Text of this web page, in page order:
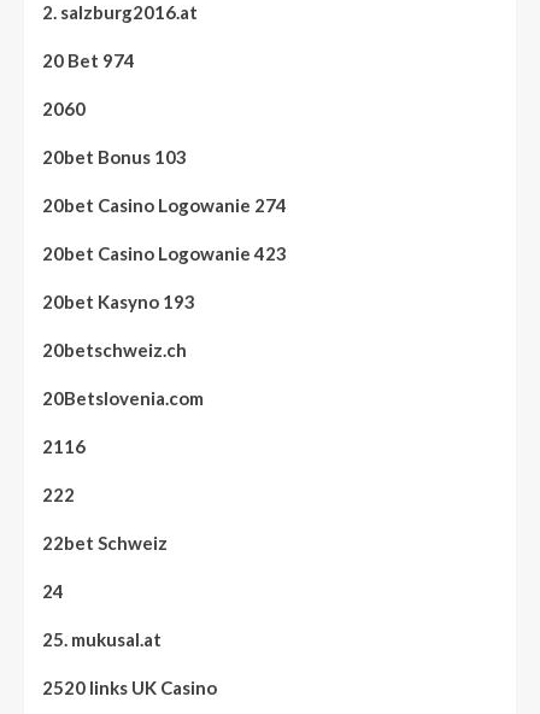
2. salzburg2016.at
20 Bet 974
2060
20bet Bonus 103
20bet Casino Logowanie 274
20bet Casino Logowanie 423
20bet Kasyno 193
20betschweiz.ch
20Betslovenia.com
2116
222
22bet Schweiz
24
25. mukusal.at
2520 links UK Casino